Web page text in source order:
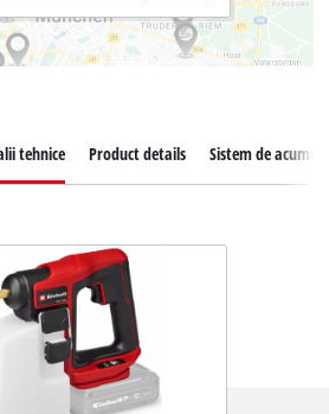
tehnice Product details Sistem de